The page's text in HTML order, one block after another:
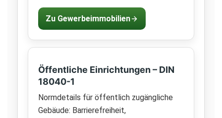
Zu Gewerbeimmobilien
Öffentliche Einrichtungen – DIN
18040-1
Normdetails für öffentlich zugängliche
Gebäude: Barrierefreiheit,